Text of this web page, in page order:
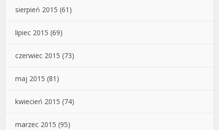
sierpień 2015 (61)
lipiec 2015 (69)
czerwiec 2015 (73)
maj 2015 (81)
kwiecień 2015 (74)
marzec 2015 (95)